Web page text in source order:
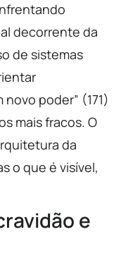
decorrente da
de sistemas
poder” (171)
mais fracos. O
da
o que é visível,
e